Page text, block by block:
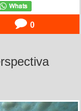
0